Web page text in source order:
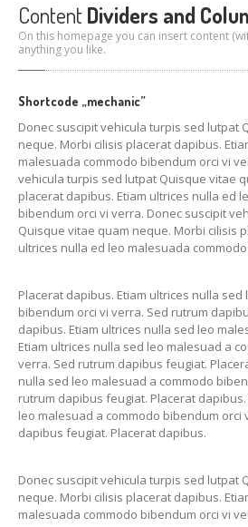
Content Dividers and
On this homepage you can insert content
anything you like.
Shortcode „mechanic”
Donec suscipit vehicula turpis sed lutpat
neque. Morbi cilisis placerat dapibus.
malesuada commodo bibendum orci vi
vehicula turpis sed lutpat Quisque vitae
placerat dapibus. Etiam ultrices nulla ed
bibendum orci vi verra. Donec suscipit
Quisque vitae quam neque. Morbi cilisis
ultrices nulla ed leo malesuada
Placerat dapibus. Etiam ultrices nulla
bibendum orci vi verra. Sed rutrum
dapibus. Etiam ultrices nulla sed leo
Etiam ultrices nulla sed leo malesuad a
verra. Sed rutrum dapibus feugiat.
nulla sed leo malesuad a commodo
rutrum dapibus feugiat. Placerat
leo malesuad a commodo bibendum orci
dapibus feugiat. Placerat dapibus.
Donec suscipit vehicula turpis sed lutpat
neque. Morbi cilisis placerat dapibus.
malesuada commodo bibendum orci vi